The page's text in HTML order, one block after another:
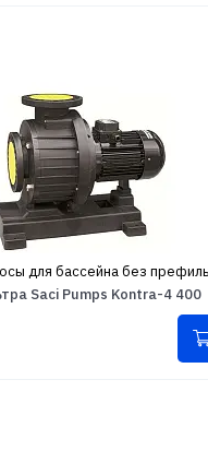
для бассейна без
Saci Pumps Kontra-4 400